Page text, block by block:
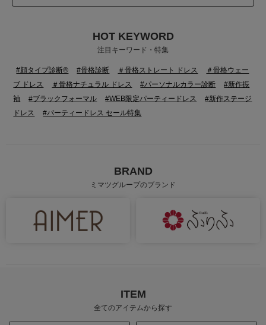
HOT KEYWORD
注目キーワード・特集
#顔タイプ診断® #骨格診断 ＃骨格ストレート ドレス
＃骨格ウェー
ブ ドレス
＃骨格ナチュラル ドレス #パーソナルカラー診断
#新作振
袖
#ブラックフォーマル #WEB限定パーティードレス
#新作ステージ
ドレス
#パーティードレス セール特集
BRAND
ミマツグループのブランド
ITEM
全てのアイテムから探す